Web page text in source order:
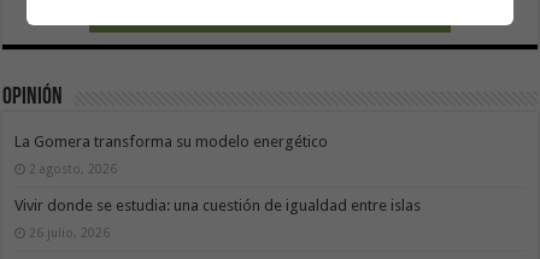
Opinión
La Gomera transforma su modelo energético
2 agosto, 2026
Vivir donde se estudia: una cuestión de igualdad entre islas
26 julio, 2026